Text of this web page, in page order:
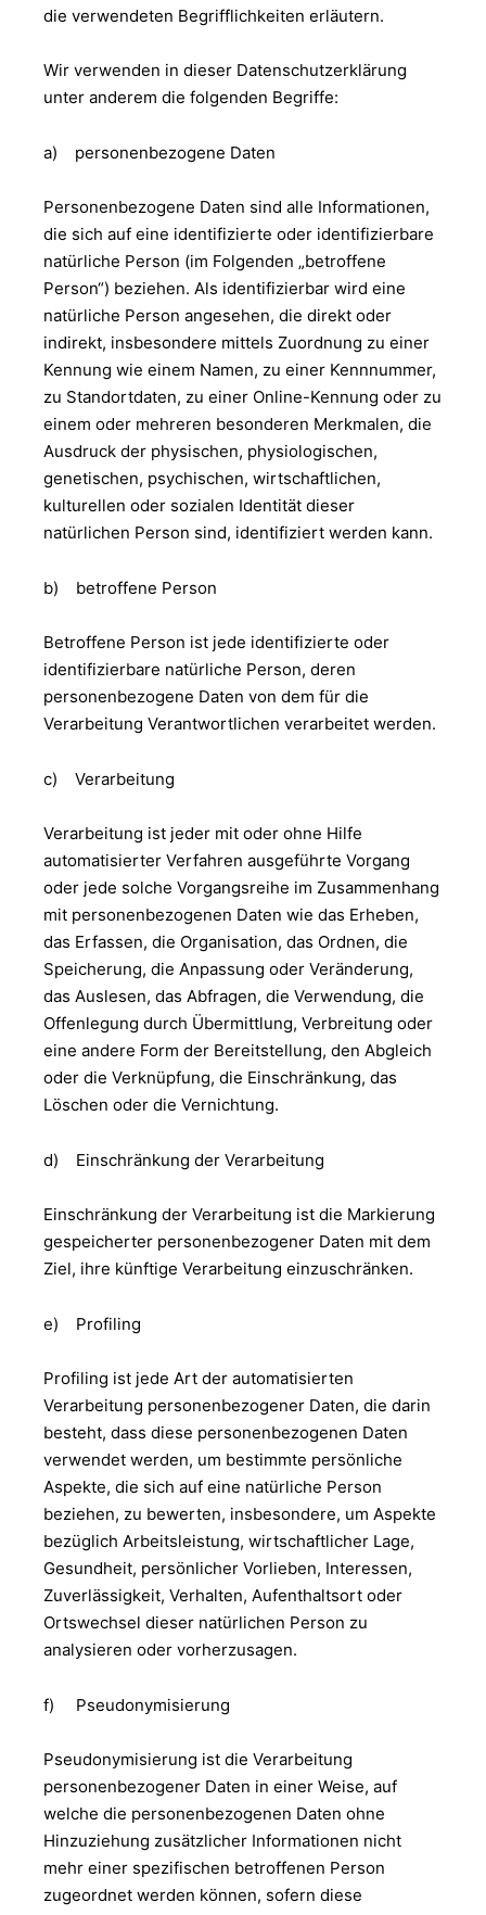
die verwendeten Begrifflichkeiten erläutern.
Wir verwenden in dieser Datenschutzerklärung
unter anderem die folgenden Begriffe:
a) personenbezogene Daten
Personenbezogene Daten sind alle Informationen,
die sich auf eine identifizierte oder identifizierbare
natürliche Person (im Folgenden „betroffene
Person“) beziehen. Als identifizierbar wird eine
natürliche Person angesehen, die direkt oder
indirekt, insbesondere mittels Zuordnung zu einer
Kennung wie einem Namen, zu einer Kennnummer,
zu Standortdaten, zu einer Online-Kennung oder zu
einem oder mehreren besonderen Merkmalen, die
Ausdruck der physischen, physiologischen,
genetischen, psychischen, wirtschaftlichen,
kulturellen oder sozialen Identität dieser
natürlichen Person sind, identifiziert werden kann.
b) betroffene Person
Betroffene Person ist jede identifizierte oder
identifizierbare natürliche Person, deren
personenbezogene Daten von dem für die
Verarbeitung Verantwortlichen verarbeitet werden.
c) Verarbeitung
Verarbeitung ist jeder mit oder ohne Hilfe
automatisierter Verfahren ausgeführte Vorgang
oder jede solche Vorgangsreihe im Zusammenhang
mit personenbezogenen Daten wie das Erheben,
das Erfassen, die Organisation, das Ordnen, die
Speicherung, die Anpassung oder Veränderung,
das Auslesen, das Abfragen, die Verwendung, die
Offenlegung durch Übermittlung, Verbreitung oder
eine andere Form der Bereitstellung, den Abgleich
oder die Verknüpfung, die Einschränkung, das
Löschen oder die Vernichtung.
d) Einschränkung der Verarbeitung
Einschränkung der Verarbeitung ist die Markierung
gespeicherter personenbezogener Daten mit dem
Ziel, ihre künftige Verarbeitung einzuschränken.
e) Profiling
Profiling ist jede Art der automatisierten
Verarbeitung personenbezogener Daten, die darin
besteht, dass diese personenbezogenen Daten
verwendet werden, um bestimmte persönliche
Aspekte, die sich auf eine natürliche Person
beziehen, zu bewerten, insbesondere, um Aspekte
bezüglich Arbeitsleistung, wirtschaftlicher Lage,
Gesundheit, persönlicher Vorlieben, Interessen,
Zuverlässigkeit, Verhalten, Aufenthaltsort oder
Ortswechsel dieser natürlichen Person zu
analysieren oder vorherzusagen.
f) Pseudonymisierung
Pseudonymisierung ist die Verarbeitung
personenbezogener Daten in einer Weise, auf
welche die personenbezogenen Daten ohne
Hinzuziehung zusätzlicher Informationen nicht
mehr einer spezifischen betroffenen Person
zugeordnet werden können, sofern diese